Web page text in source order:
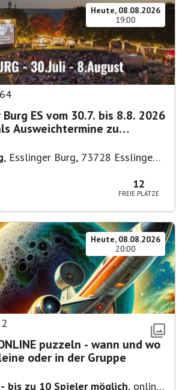
Heute, 08.08.2026
19:00
64
ES vom 30.7. bis 8.8. 2026
Ausweichtermine zu
, Esslinger Burg, 73728 Esslingen
12
FREIE PLÄTZE
Heute, 08.08.2026
20:00
puzzeln - wann und wo
oder in der Gruppe
bis zu 10 Spieler möglich, online